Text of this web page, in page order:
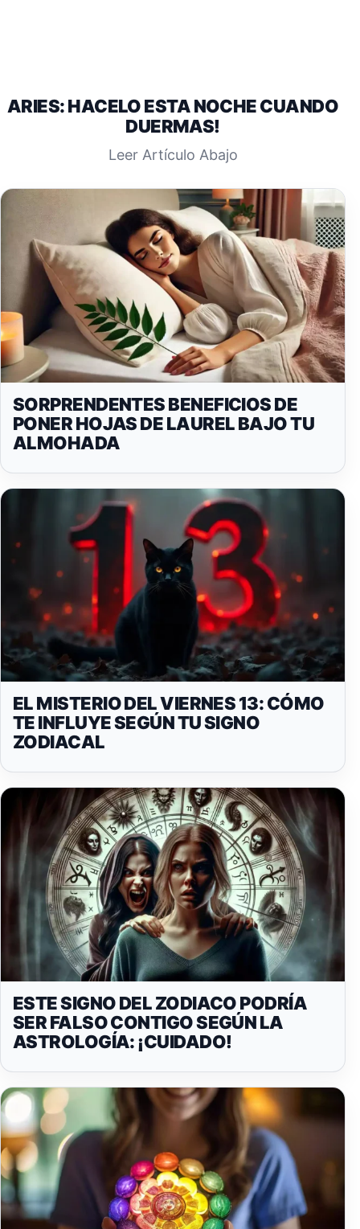
ARIES: HACELO ESTA NOCHE CUANDO
DUERMAS!
Leer Artículo Abajo
SORPRENDENTES BENEFICIOS DE
PONER HOJAS DE LAUREL BAJO TU
ALMOHADA
EL MISTERIO DEL VIERNES 13: CÓMO
TE INFLUYE SEGÚN TU SIGNO
ZODIACAL
ESTE SIGNO DEL ZODIACO PODRÍA
SER FALSO CONTIGO SEGÚN LA
ASTROLOGÍA: ¡CUIDADO!